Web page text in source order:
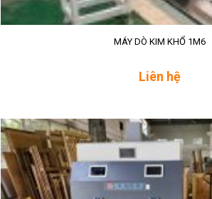
MÁY DÒ KIM KHỔ 1M6
Liên hệ